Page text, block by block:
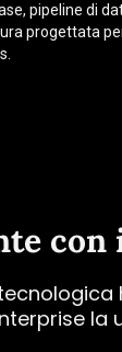
pipeline di
progettata
con
la